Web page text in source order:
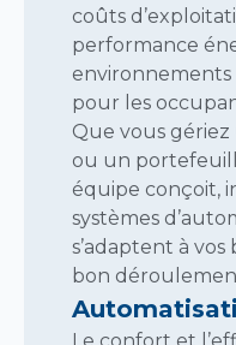
coûts
performance
environnements
pour les
Que vous
ou un
équipe conçoit,
systèmes
s’adaptent à
bon